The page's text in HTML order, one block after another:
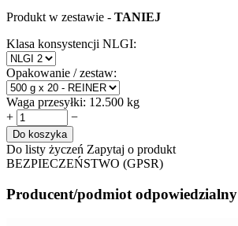
Produkt w zestawie - TANIEJ
Klasa konsystencji NLGI:
Opakowanie / zestaw:
Waga przesyłki: 12.500 kg
+
−
Do koszyka
Do listy życzeń Zapytaj o produkt
BEZPIECZEŃSTWO (GPSR)
Producent/podmiot odpowiedzialny